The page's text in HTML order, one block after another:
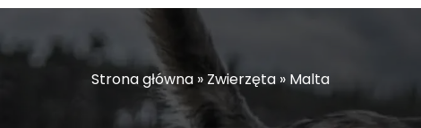
Strona główna » Zwierzęta» Malta